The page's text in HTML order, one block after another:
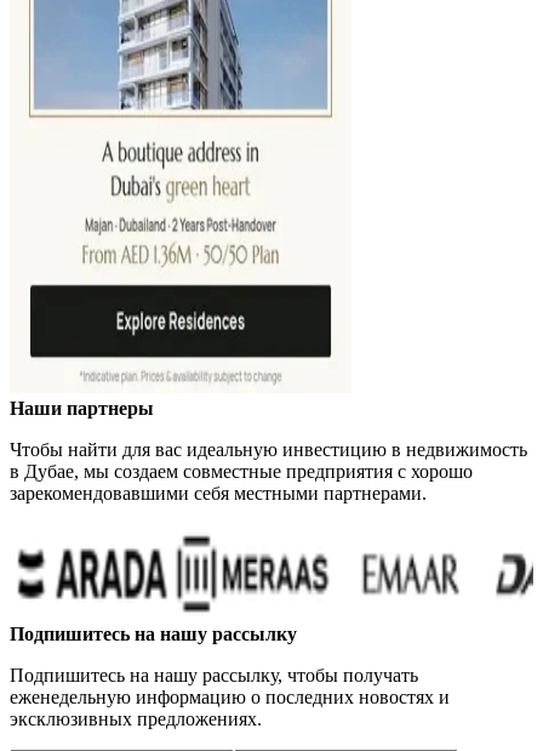
Наши партнеры
Чтобы найти для вас идеальную инвестицию в недвижимость
в Дубае, мы создаем совместные предприятия с хорошо
зарекомендовавшими себя местными партнерами.
Подпишитесь на нашу рассылку
Подпишитесь на нашу рассылку, чтобы получать
еженедельную информацию о последних новостях и
эксклюзивных предложениях.